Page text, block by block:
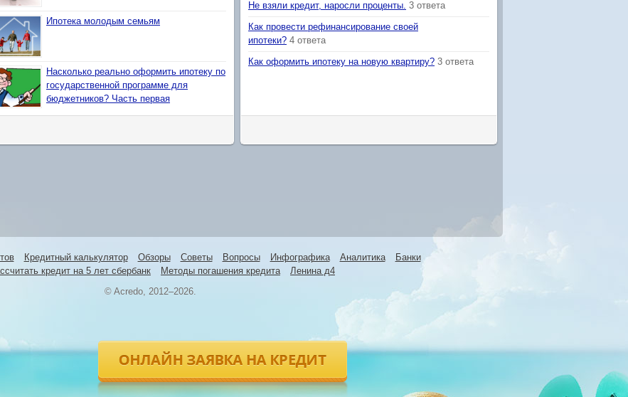
Ипотека молодым семьям
Насколько реально оформить ипотеку по
государственной программе для
бюджетников? Часть первая
Не взяли кредит, наросли проценты. 3 ответа
Как провести рефинансирование своей
ипотеки? 4 ответа
Как оформить ипотеку на новую квартиру? 3 ответа
Кредитный калькулятор Обзоры Советы Вопросы Инфографика Аналитика
Банки
кредит на 5 лет сбербанк
Методы погашения кредита Ленина д4
© Acredo, 2012–2026.